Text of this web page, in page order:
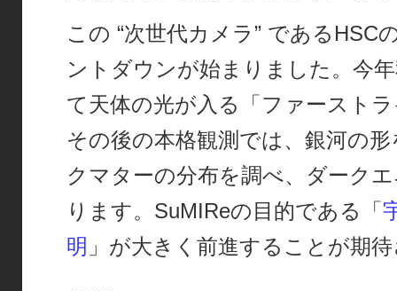
この “次世代カメラ” であるHSC
ントダウンが始まりました。今
て天体の光が入る「ファースト
その後の本格観測では、銀河の
クマターの分布を調べ、ダーク
ります。SuMIReの目的である「
明 」が大きく前進することが期